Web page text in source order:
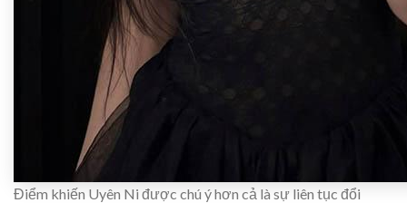
Điểm khiến Uyên Ni được chú ý hơn cả là sự liên tục đổi